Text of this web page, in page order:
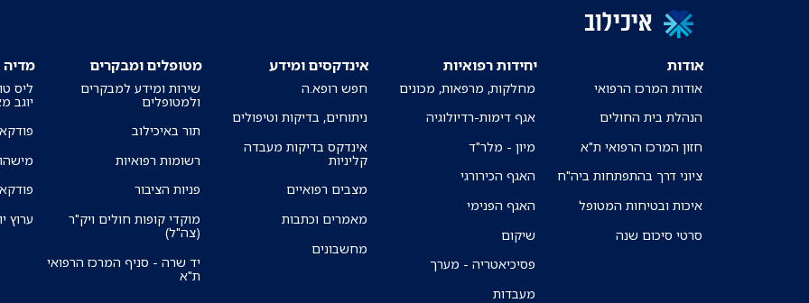
איכילוב
אודות
אודות המרכז הרפואי
הנהלת בית החולים
חזון המרכז הרפואי ת"א
ציוני דרך בהתפתחות ביה"ח
איכות ובטיחות המטופל
סרטי סיכום שנה
יחידות רפואיות
מחלקות, מרפאות, מכונים
אגף דימות-רדיולוגיה
מיון - מלר"ד
האגף הכירורגי
האגף הפנימי
שיקום
פסיכיאטריה - מערך
מעבדות
אינדקסים ומידע
חפש רופא.ה
ניתוחים, בדיקות וטיפולים
אינדקס בדיקות מעבדה
קליניות
מצבים רפואיים
מאמרים וכתבות
מחשבונים
מטופלים ומבקרים
שירות ומידע למבקרים
ולמטופלים
תור באיכילוב
רשומות רפואיות
פניות הציבור
מוקדי קופות חולים ויק"ר
(צה"ל)
יד שרה - סניף המרכז הרפואי
ת"א
מדיה
ליס
יוגב
ערוץ